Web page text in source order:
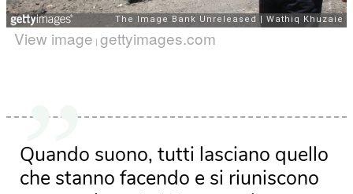
View image | gettyimages.com
Quando suono, tutti lasciano quello
che stanno facendo e si riuniscono